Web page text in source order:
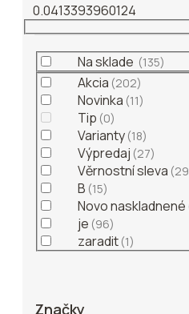
0.0413393960124
Na sklade 135
Akcia 202
Novinka 11
Tip 0
Varianty 18
Výpredaj 27
Věrnostní sleva 29
B 15
Novo naskladnené
je 96
zaradit 1
Značky